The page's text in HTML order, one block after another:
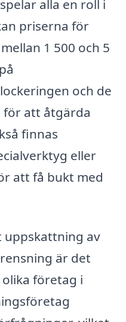
alla en roll i
priserna för
1 500 och 5
och de
för att åtgärda
finnas
eller
att få bukt med
uppskattning av
är det
företag i